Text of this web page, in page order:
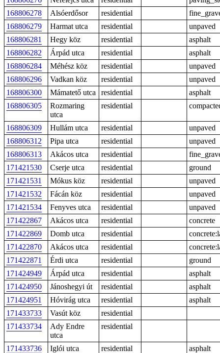
168806278
Alsóerdősor residential
168806279
Harmat utca residential
unpaved
168806281
Hegy köz residential
asphalt
168806282
Árpád utca residential
asphalt
168806284
Méhész köz residential
unpaved
168806296
Vadkan köz residential
unpaved
168806300
Mámatető utca residential
asphalt
168806305
Rozmaring
utca
residential
168806309 Hullám utca residential
unpaved
168806312
Pipa utca residential
unpaved
168806313
Akácos utca residential
171421530
Cserje utca residential
ground
171421531
Mókus köz residential
unpaved
171421532
Fácán köz residential
unpaved
171421534
Fenyves utca residential
unpaved
171422867
Akácos utca residential
concrete
171422869
Domb utca residential
171422870
Akácos utca residential
171422871
Érdi utca residential
ground
171424949
Árpád utca residential
asphalt
171424950
Jánoshegyi út residential
asphalt
171424951
Hóvirág utca residential
asphalt
171433733
Vasút köz
residential
171433734
Ady Endre
utca
residential
171433736 Iglói utca residential
asphalt